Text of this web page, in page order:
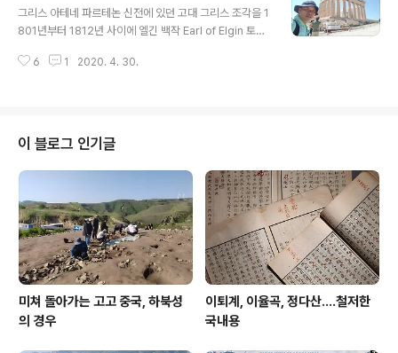
로 턱을 지게 방형으로 깎고는 그 복판을 구유를 파듯이 구
멍을 뚫고는 거기에 방형 비석 몸통을 꽂았다. 누차 지적했
형식도 같다. 무엇보다 사방을 조망하는 산 꼭대기라는 입
그리스 아테네 파르테논 신전에 있던 고대 그리스 조각을 1
801년부터 1812년 사이에 엘긴 백작 Earl of Elgin 토머
옮겨가게 되는데, 그렇게 떼어간 고대 그리스 조각을 흔히
재 영국박물관, 브리티시 뮤지엄 British Museum에 소
장되어 있습니다. 당연히 그리스 정부는 불법 반출했으니,
돌려받아야 한다는 주장을 굽히지 않지요. 하지만 갖은 이
유를 대고는 영국은 이에 응하지 않고 있습니다. 그 반환거
부논리 중 하나가 그리스 현지에는 돌려받을 만한 ..
6 1 2020. 4. 30.
이 블로그 인기글
미쳐 돌아가는 고고 중국, 하북성
의 경우
이퇴계, 이율곡, 정다산....철저한
국내용